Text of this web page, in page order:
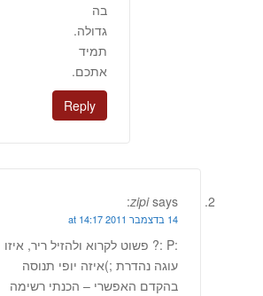
בה
גדולה.
תמיד
אתכם.
Reply
zipi says:
14 בדצמבר 2011 at 14:17
:P :? פשוט לקרוא ולהזיל ריר, איזו
עוגה נהדרת ;)איזה יופי תנוסה
בהקדם האפשרי – הכנתי רשימה